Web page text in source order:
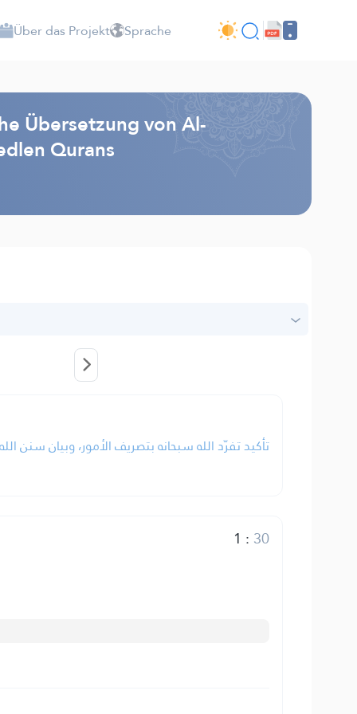
Über das Projekt Sprache
Übersetzung von Al-
Qurans
تأكيد تفرّد الله سبحانه بتصريف الأمور، وبيان سنن
1 : 30